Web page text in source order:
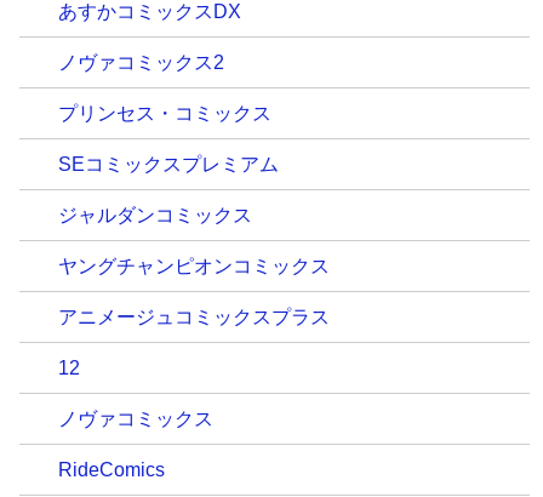
あすかコミックスDX
ノヴァコミックス2
プリンセス・コミックス
SEコミックスプレミアム
ジャルダンコミックス
ヤングチャンピオンコミックス
アニメージュコミックスプラス
12
ノヴァコミックス
RideComics